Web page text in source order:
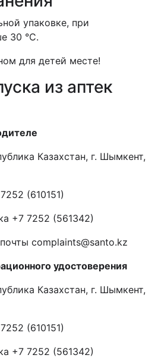
упаковке, при
30 °С.
для детей месте!
из аптек
Казахстан, г. Шымкент,
(610151)
+7 7252 (561342)
complaints@santo.kz
удостоверения
Казахстан, г. Шымкент,
(610151)
+7 7252 (561342)